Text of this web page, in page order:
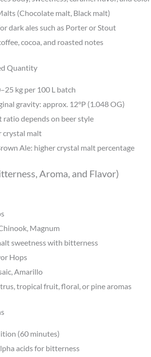
(Chocolate malt, Black malt)
dark ales such as Porter or Stout
cocoa, and roasted notes
Quantity
kg per 100 L batch
gravity: approx. 12°P (1.048 OG)
ratio depends on beer style
crystal malt
Ale: higher crystal malt percentage
Aroma, and Flavor)
Magnum
sweetness with bitterness
Hops
Amarillo
tropical fruit, floral, or pine aromas
(60 minutes)
acids for bitterness